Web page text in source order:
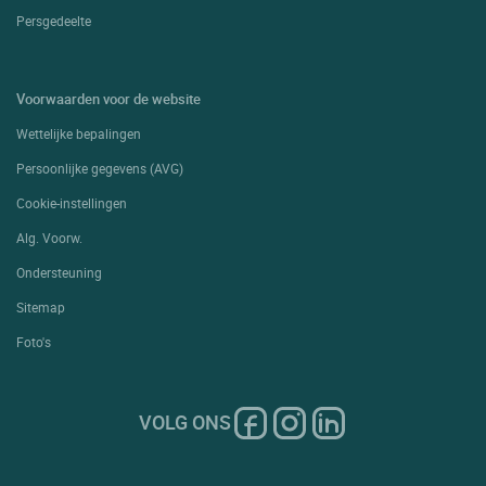
Persgedeelte
Voorwaarden voor de website
Wettelijke bepalingen
Persoonlijke gegevens (AVG)
Cookie-instellingen
Alg. Voorw.
Ondersteuning
Sitemap
Foto's
VOLG ONS